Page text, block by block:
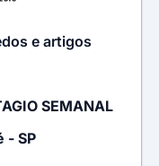
e artigos
SEMANAL
- SP